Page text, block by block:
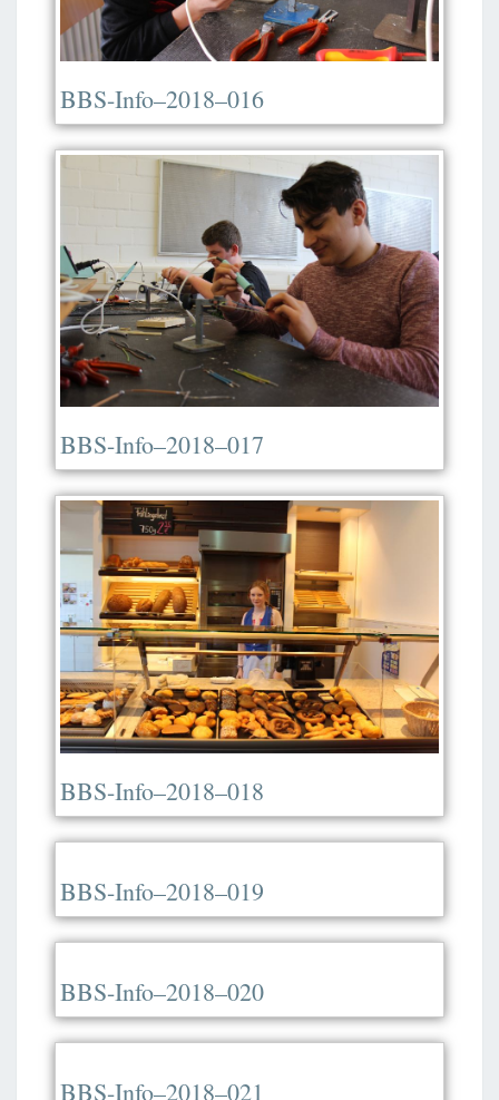
BBS-Info–2018–016
BBS-Info–2018–017
BBS-Info–2018–018
BBS-Info–2018–019
BBS-Info–2018–020
BBS-Info–2018–021